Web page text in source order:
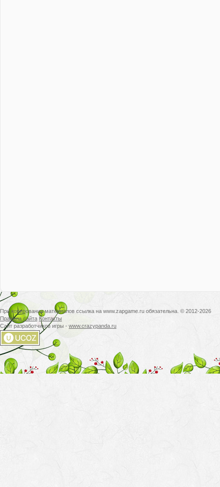
При копировании материалов ссылка на www.zapgame.ru обязательна. © 2012-2026
Правила сайта Контакты
Сайт разработчиков игры - www.crazypanda.ru